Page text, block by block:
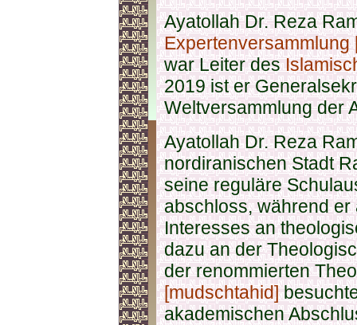
Ayatollah Dr. Reza
war Leiter des
2019 ist er
Weltversammlung der
Ayatollah Dr. Reza
nordiranischen Stadt
seine reguläre
abschloss, während
Interesses an
dazu an der
der renommierten
[mudschtahid]
akademischen